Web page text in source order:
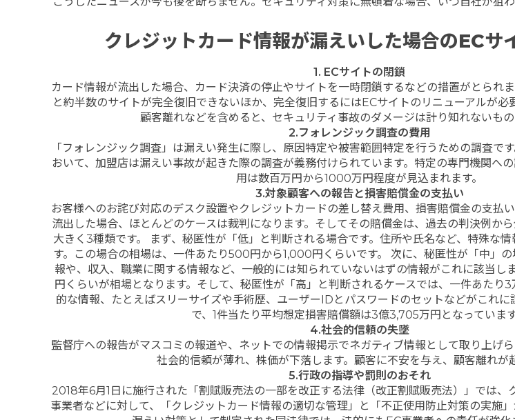
クレジットカード情報が漏えいした場合のECサ
1. ECサイトの閉鎖
カード情報が流出した場合、カード決済の停止やサイトを一時閉鎖するなどの措置がとられ
と約半数のサイトが完全復旧できないほか、完全復旧するにはECサイトのリニューアルが必
顧客離れなどを含めると、セキュリティ事故のダメージは計り知れないもの
2.フォレンジック調査の費用
「フォレンジック調査」は漏えい発生に際し、原因特定や被害範囲特定を行うための調査で
おいて、加盟店は漏えい事故が起きた際の調査が義務付けられています。特定の専門機関へ
用は数百万円から1000万円程度が見込まれます。
3.対象顧客への報告と損害賠償金の支払い
お客様へのお詫び対応のデスク設置やクレジットカードの差し替え費用、損害賠償金の支払
流出した場合、ほとんどのケースは裁判になります。そしてその賠償金は、過去の判決例か
大きく3種類です。 まず、秘匿性が「低」と判断される場合です。住所や氏名など、特殊な
す。この場合の相場は、一件あたり500円から1,000円くらいです。 次に、秘匿性が「中」
報や、収入、職業に関する情報など、一般的には知られていないはずの情報がこれに該当し
円くらいが相場となります。そして、秘匿性が「高」と判断されるケースでは、一件あたり
的な情報、たとえばスリーサイズや手術歴、ユーザーIDとパスワードのセットなどがこれに
で、1件当たり平均想定損害賠償額は3億3,705万円となっています
4.社会的信頼の失墜
監督庁への報告がマスコミの報道や、ネットでの情報掲示でネガティブ情報として取り上げ
社会的信頼が薄れ、株価が下落します。顧客に不安を与え、顧客離れが
5.行政の指導や罰則のおそれ
2018年6月1日に施行された「割賦販売法の一部を改正する法律（改正割賦販売法）」では、
事業者などに対して、「クレジットカード情報の適切な管理」と「不正使用防止対策の実施